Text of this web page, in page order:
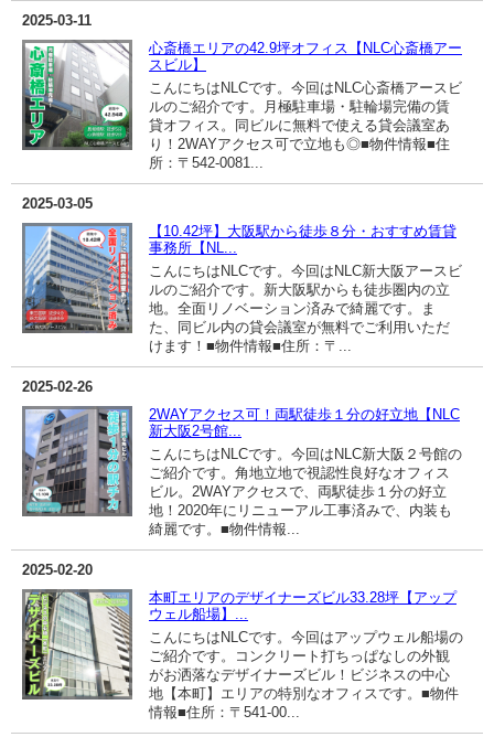
2025-03-11
心斎橋エリアの42.9坪オフィス【NLC心斎橋アー
スビル】
こんにちはNLCです。今回はNLC心斎橋アースビ
ルのご紹介です。月極駐車場・駐輪場完備の賃
貸オフィス。同ビルに無料で使える貸会議室あ
り！2WAYアクセス可で立地も◎■物件情報■住
所：〒542-0081...
2025-03-05
【10.42坪】大阪駅から徒歩８分・おすすめ賃貸
事務所【NL...
こんにちはNLCです。今回はNLC新大阪アースビ
ルのご紹介です。新大阪駅からも徒歩圏内の立
地。全面リノベーション済みで綺麗です。ま
た、同ビル内の貸会議室が無料でご利用いただ
けます！■物件情報■住所：〒...
2025-02-26
2WAYアクセス可！両駅徒歩１分の好立地【NLC
新大阪2号館...
こんにちはNLCです。今回はNLC新大阪２号館の
ご紹介です。角地立地で視認性良好なオフィス
ビル。2WAYアクセスで、両駅徒歩１分の好立
地！2020年にリニューアル工事済みで、内装も
綺麗です。■物件情報...
2025-02-20
本町エリアのデザイナーズビル33.28坪【アップ
ウェル船場】...
こんにちはNLCです。今回はアップウェル船場の
ご紹介です。コンクリート打ちっぱなしの外観
がお洒落なデザイナーズビル！ビジネスの中心
地【本町】エリアの特別なオフィスです。■物件
情報■住所：〒541-00...